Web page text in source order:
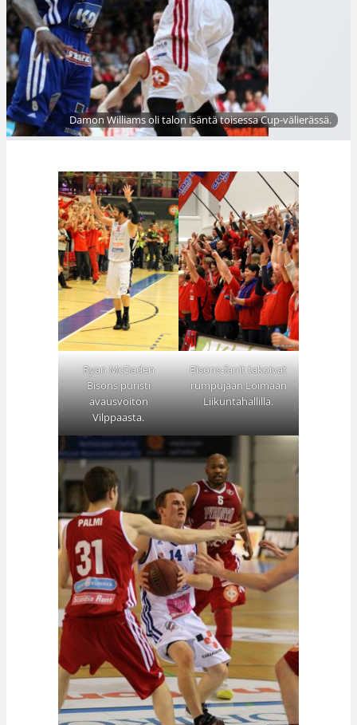
Damon Williams oli talon isäntä toisessa Cup-välierässä.
Ryan McDaden
Bisons puristi
avausvoiton
Vilppaasta.
Bisons-fanit takoivat
rumpujaan Loimaan
Liikuntahallilla.